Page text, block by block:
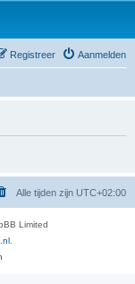
Aanmelden
Registreer
Alle tijden zijn UTC+02:00
Limited